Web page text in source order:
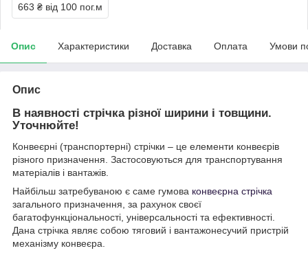
663 ₴ від 100 пог.м
Опис Характеристики Доставка Оплата Умови
Опис
В наявності стрічка різної ширини і товщини.
Уточнюйте!
Конвеєрні (транспортерні) стрічки – це елементи конвеєрів
різного призначення. Застосовуються для транспортування
матеріалів і вантажів.
Найбільш затребуваною є саме гумова конвеєрна стрічка
загального призначення, за рахунок своєї
багатофункціональності, універсальності та ефективності.
Дана стрічка являє собою тяговий і вантажонесучий пристрій
механізму конвеєра.